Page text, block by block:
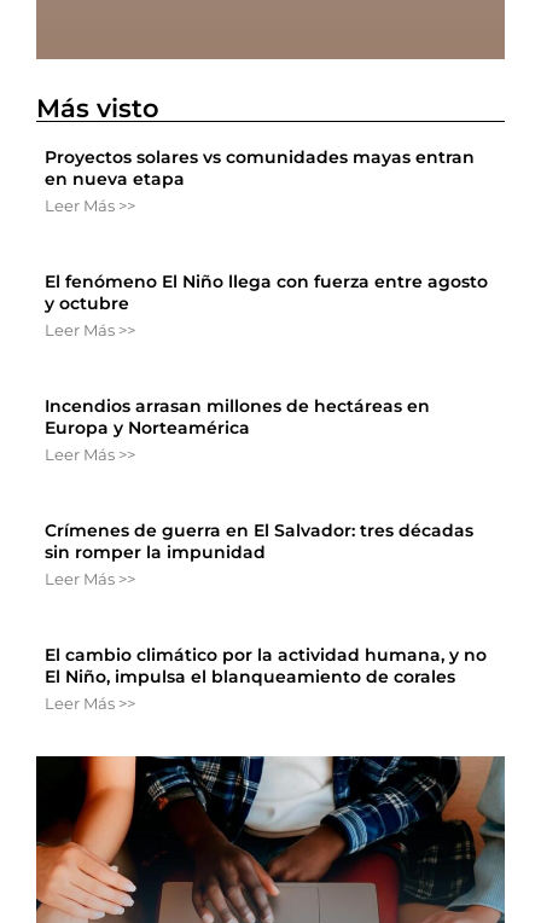
Más visto
Proyectos solares vs comunidades mayas entran
en nueva etapa
Leer Más >>
El fenómeno El Niño llega con fuerza entre agosto
y octubre
Leer Más >>
Incendios arrasan millones de hectáreas en
Europa y Norteamérica
Leer Más >>
Crímenes de guerra en El Salvador: tres décadas
sin romper la impunidad
Leer Más >>
El cambio climático por la actividad humana, y no
El Niño, impulsa el blanqueamiento de corales
Leer Más >>